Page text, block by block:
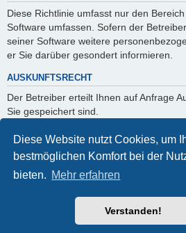
Diese Website nutzt Cookies, um
bestmöglichen Komfort bei der
bieten. Mehr erfahren
Verstanden!
Diese Richtlinie umfasst nur den
Software umfassen. Sofern der
seiner Software weitere
er Sie darüber gesondert informieren.
AUSKUNFTSRECHT
Der Betreiber erteilt Ihnen auf Anfrage
Sie gespeichert sind.
Sie können jederzeit die Löschung
verlangen. Kontaktieren Sie hierzu bitte
Powered byphpBB® Forum